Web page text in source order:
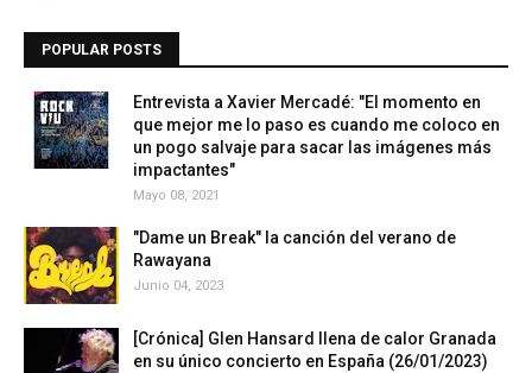
POPULAR POSTS
Entrevista a Xavier Mercadé: "El momento en
que mejor me lo paso es cuando me coloco en
un pogo salvaje para sacar las imágenes más
impactantes"
Mayo 08, 2021
"Dame un Break" la canción del verano de
Rawayana
Junio 04, 2023
[Crónica] Glen Hansard llena de calor Granada
en su único concierto en España (26/01/2023)